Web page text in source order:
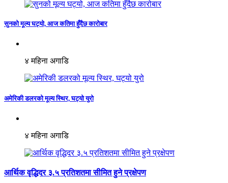
सुनको मूल्य घट्यो, आज कतिमा हुँदैछ कारोबार
४ महिना अगाडि
अमेरिकी डलरको मूल्य स्थिर, घट्यो युरो
४ महिना अगाडि
आर्थिक वृद्धिदर ३.५ प्रतिशतमा सीमित हुने प्रक्षेपण